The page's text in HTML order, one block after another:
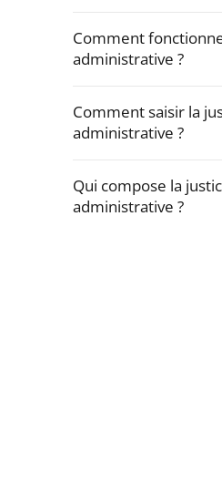
pour
arriver
Comment
administrative ?
Comment saisir la
administrative ?
Qui compose la
administrative ?